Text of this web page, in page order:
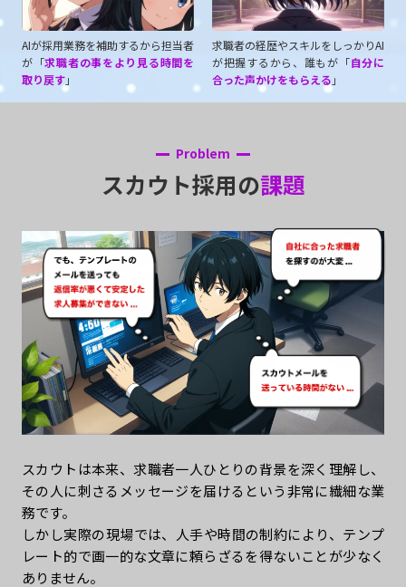
AIが採用業務を補助するから担当者
が「求職者の事をより見る時間を
取り戻す」
求職者の経歴やスキルをしっかりAI
が把握するから、誰もが「自分に
合った声かけをもらえる 」
Problem
スカウト採用の課題
スカウトは本来、求職者一人ひとりの背景を深く理解し、
その人に刺さるメッセージを届けるという非常に繊細な業
務です。
しかし実際の現場では、人手や時間の制約により、テンプ
レート的で画一的な文章に頼らざるを得ないことが少なく
ありません。